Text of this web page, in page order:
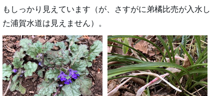
もしっかり見えています（が、さすがに弟橘比売が入水し
た浦賀水道は見えません）。